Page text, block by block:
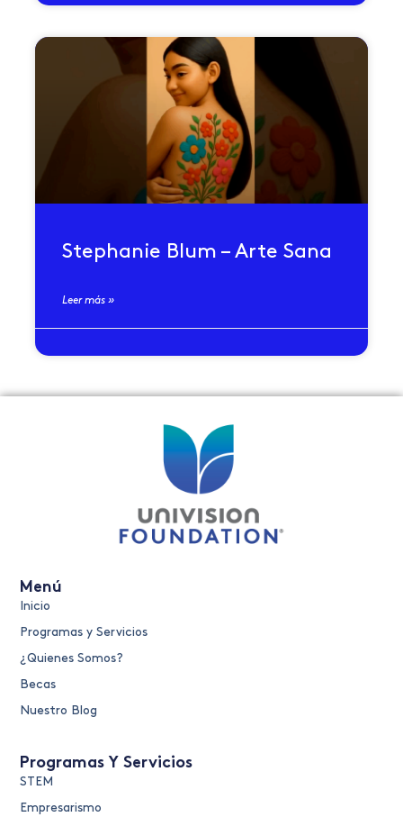
Stephanie Blum – Arte Sana
Leer más »
Programas Y Servicios
STEM
Empresarismo
Menú
Inicio
Programas y Servicios
¿Quienes Somos?
Becas
Nuestro Blog